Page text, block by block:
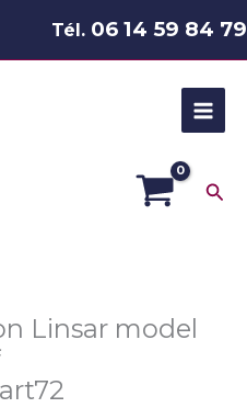
Tél. 06 14 59 84 79
Linsar model